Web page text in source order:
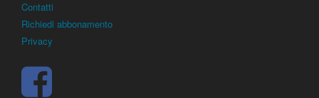
Contatti
Richiedi abbonamento
Privacy